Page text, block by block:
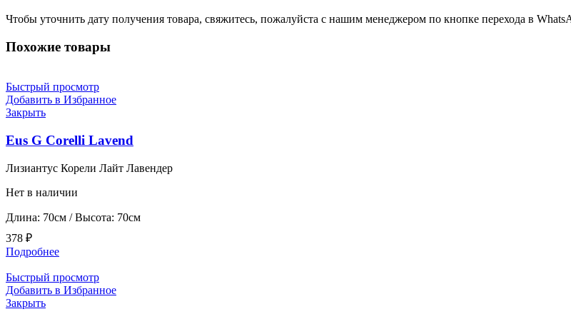
Чтобы уточнить дату получения товара, свяжитесь, пожалуйста с нашим менеджером по кнопке перехода в
Похожие товары
Быстрый просмотр
Добавить в Избранное
Закрыть
Eus G Corelli Lavend
Лизиантус Корели Лайт Лавендер
Нет в наличии
Длина: 70см / Высота: 70см
378 ₽
Подробнее
Быстрый просмотр
Добавить в Избранное
Закрыть